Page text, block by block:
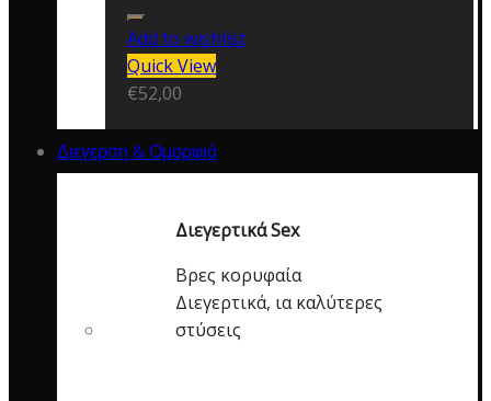
Add to wishlist
Quick View
€52,00
Διεγερση & Ομορφιά
Διεγερτικά Sex
Βρες κορυφαία
Διεγερτικά, ια καλύτερες
στύσεις